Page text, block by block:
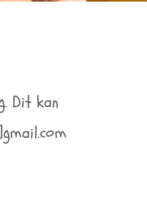
Dit kan